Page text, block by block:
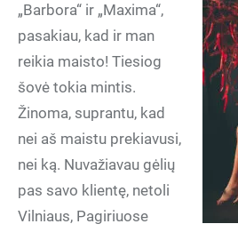
„Barbora“ ir „Maxima“,
pasakiau, kad ir man
reikia maisto! Tiesiog
šovė tokia mintis.
Žinoma, suprantu, kad
nei aš maistu prekiavusi,
nei ką. Nuvažiavau gėlių
pas savo klientę, netoli
Vilniaus, Pagiriuose